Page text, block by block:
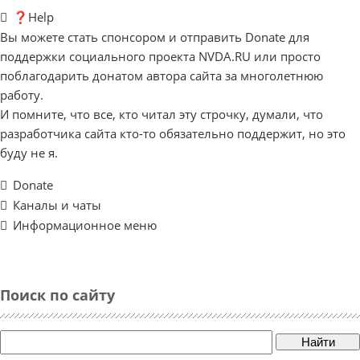
❓Help
Вы можете стать спонсором и отправить Donate для
поддержки социального проекта NVDA.RU или просто
поблагодарить донатом автора сайта за многолетнюю
работу.
И помните, что все, кто читал эту строчку, думали, что
разработчика сайта кто-то обязательно поддержит, но это
буду не я.
Donate
Каналы и чаты
Информационное меню
Поиск по сайту
Найти